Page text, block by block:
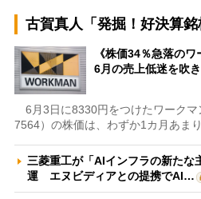
古賀真人「発掘！好決算銘
《株価34％急落の
6月の売上低迷を吹
6月3日に8330円をつけたワークマ
7564）の株価は、わずか1カ月あま
三菱重工が「AIインフラの新たな
運 エヌビディアとの提携でAI…